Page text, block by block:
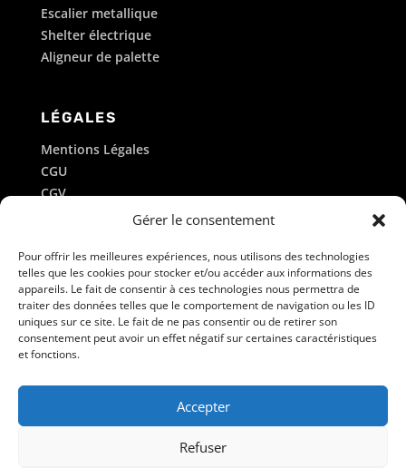
Gérer le consentement
Pour offrir les meilleures expériences, nous utilisons des technologies
telles que les cookies pour stocker et/ou accéder aux informations des
appareils. Le fait de consentir à ces technologies nous permettra de
traiter des données telles que le comportement de navigation ou les ID
uniques sur ce site. Le fait de ne pas consentir ou de retirer son
consentement peut avoir un effet négatif sur certaines caractéristiques
et fonctions.
Accepter
Refuser
Escalier metallique
Shelter électrique
Aligneur de palette
LÉGALES
Mentions Légales
CGU
CGV
Politique de cookies
LES SOCIÉTÉS DU GROUPE
METALINOX
SODILEVE
SMAI